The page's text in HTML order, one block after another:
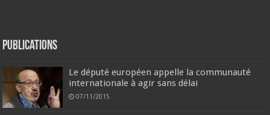
Publications
Le député européen appelle la communauté
internationale à agir sans délai
07/11/2015